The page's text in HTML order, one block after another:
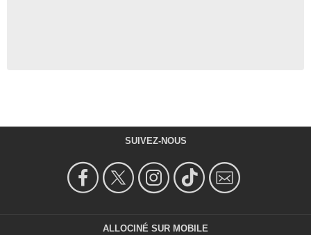
SUIVEZ-NOUS
ALLOCINÉ SUR MOBILE